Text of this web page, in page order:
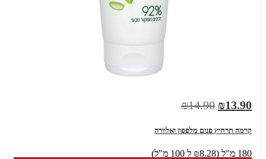
₪13.90
₪14.90
קרמה תרחיץ פנים מלפפון ואלוורה
180 מ"ל (₪8.28 ל 100 מ"ל)